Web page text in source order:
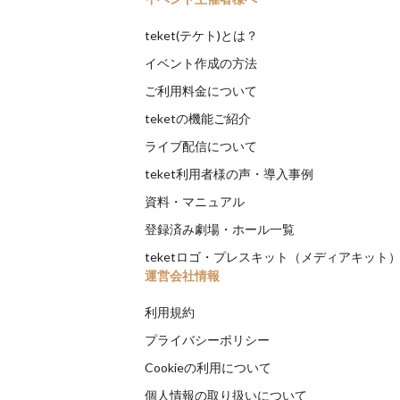
teket(テケト)とは？
イベント作成の方法
ご利用料金について
teketの機能ご紹介
ライブ配信について
teket利用者様の声・導入事例
資料・マニュアル
登録済み劇場・ホール一覧
teketロゴ・プレスキット（メディアキット）
運営会社情報
利用規約
プライバシーポリシー
Cookieの利用について
個人情報の取り扱いについて